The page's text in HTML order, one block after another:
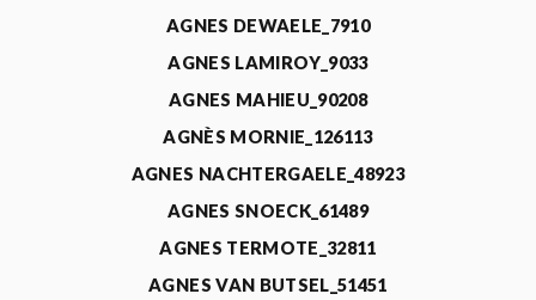
AGNES DEWAELE_7910
AGNES LAMIROY_9033
AGNES MAHIEU_90208
AGNÈS MORNIE_126113
AGNES NACHTERGAELE_48923
AGNES SNOECK_61489
AGNES TERMOTE_32811
AGNES VAN BUTSEL_51451